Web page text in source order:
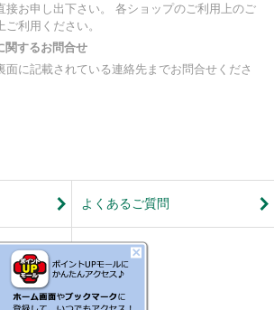
接お申し出下さい。 各ショップのご利用上のご
利用ください。
関するお問合せ
面に記載されている連絡先までお問合せくださ
よくあるご質問